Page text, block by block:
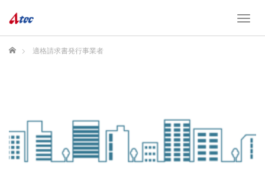
T
g
ホーム 適格請求書発行事業者